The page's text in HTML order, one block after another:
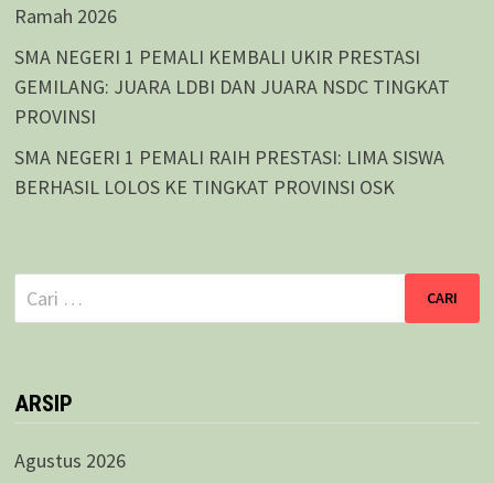
Ramah 2026
SMA NEGERI 1 PEMALI KEMBALI UKIR PRESTASI
GEMILANG: JUARA LDBI DAN JUARA NSDC TINGKAT
PROVINSI
SMA NEGERI 1 PEMALI RAIH PRESTASI: LIMA SISWA
BERHASIL LOLOS KE TINGKAT PROVINSI OSK
Cari
untuk:
ARSIP
Agustus 2026